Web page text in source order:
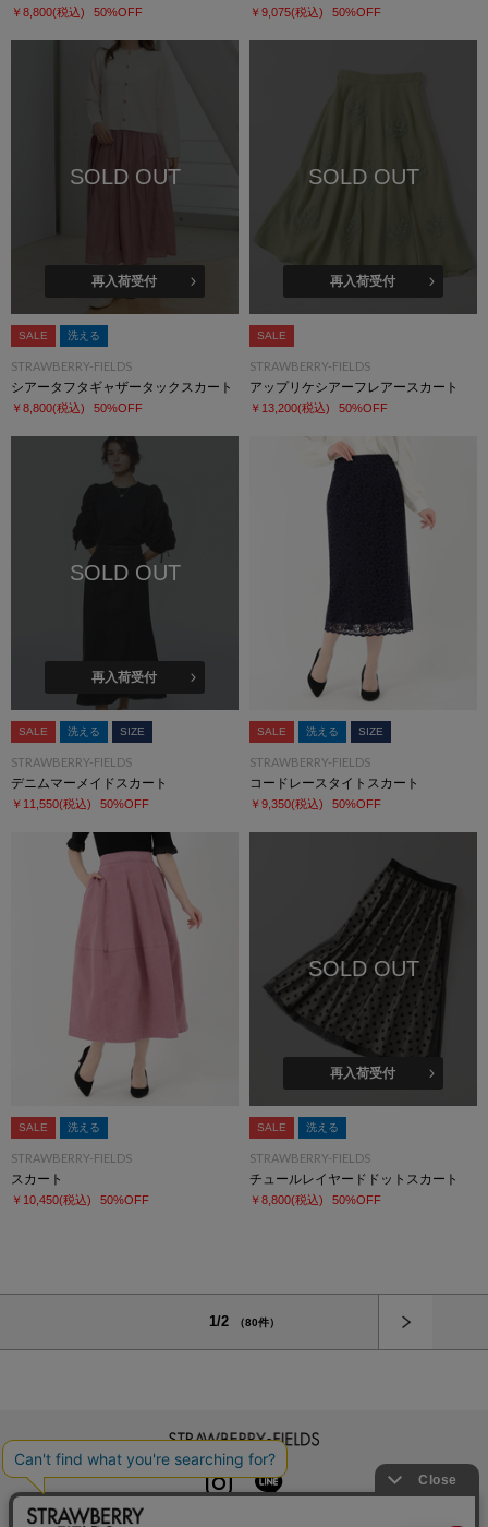
￥8,800(税込) 50%OFF ￥9,075(税込) 50%OFF
SOLD OUT
再入荷受付
SALE 洗える
STRAWBERRY-FIELDS
シアータフタギャザータックスカート
￥8,800(税込) 50%OFF
SOLD OUT
再入荷受付
SALE
STRAWBERRY-FIELDS
アップリケシアーフレアースカート
￥13,200(税込) 50%OFF
SOLD OUT
再入荷受付
SALE 洗える SIZE
STRAWBERRY-FIELDS
デニムマーメイドスカート
￥11,550(税込) 50%OFF
SALE 洗える SIZE
STRAWBERRY-FIELDS
コードレースタイトスカート
￥9,350(税込) 50%OFF
SALE 洗える
STRAWBERRY-FIELDS
スカート
￥10,450(税込) 50%OFF
SOLD OUT
再入荷受付
SALE 洗える
STRAWBERRY-FIELDS
チュールレイヤードドットスカート
￥8,800(税込) 50%OFF
1/2 （80件）
INSTAGRAM
LINE